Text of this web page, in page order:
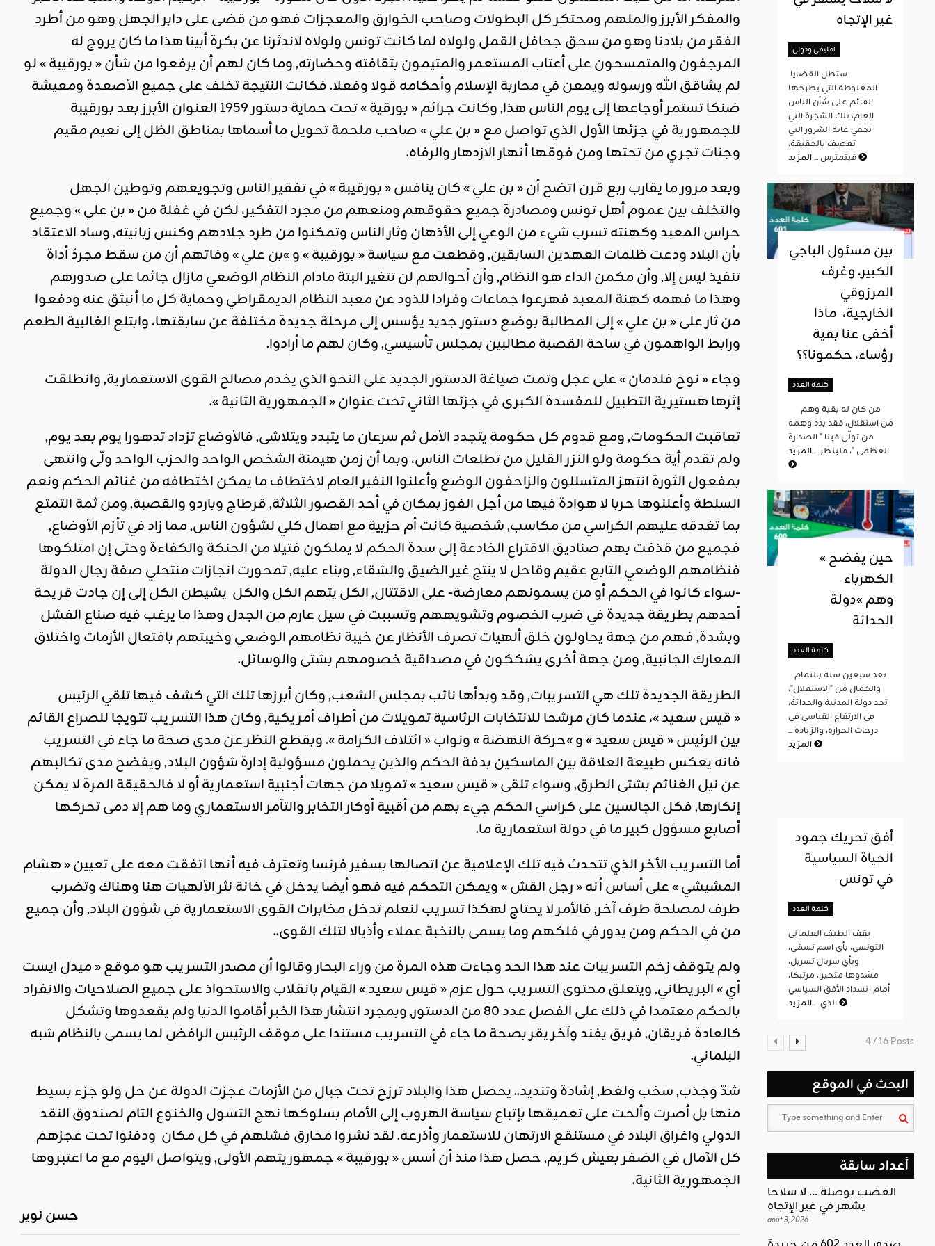
والمفكر الأبرز والملهم ومحتكر كل البطولات وصاحب الخوارق والمعجزات فهو من قضى على دابر الجهل وهو من أطرد
الفقر من بلادنا وهو من سحق جحافل القمل ولولاه لما كانت تونس ولولاه لاندثرنا عن بكرة أبينا هذا ما كان يروج له
المرجفون والمتمسحون على أعتاب المستعمر والمتيمون بثقافته وحضارته, وما كان لهم أن يرفعوا من شأن « بورقيبة » لو
لم يشاقق الله ورسوله ويمعن في محاربة الإسلام وأحكامه قولا وفعلا. فكانت النتيجة تخلف على جميع الأصعدة ومعيشة
ضنكا تستمر أوجاعها إلى يوم الناس هذا, وكانت جرائم « بورقية » تحت حماية دستور 1959 العنوان الأبرز بعد بورقيبة
للجمهورية في جزئها الأول الذي تواصل مع « بن علي » صاحب ملحمة تحويل ما أسماها بمناطق الظل إلى نعيم مقيم
وجنات تجري من تحتها ومن فوقها أنهار الازدهار والرفاه.
وبعد مرور ما يقارب ربع قرن اتضح أن « بن علي » كان ينافس « بورقيبة » في تفقير الناس وتجويعهم وتوطين الجهل
والتخلف بين عموم أهل تونس ومصادرة جميع حقوقهم ومنعهم من مجرد التفكير، لكن في غفلة من « بن علي » وجميع
حراس المعبد وكهنته تسرب شيء من الوعي إلى الأذهان وثار الناس وتمكنوا من طرد جلادهم وكنس زبانيته, وساد الاعتقاد
بأن البلاد ودعت ظلمات العهدين السابقين, وقطعت مع سياسة « بورقيبة » و »بن علي » وفاتهم أن من سقط مجردُ أداة
تنفيذ ليس إلا, وأن مكمن الداء هو النظام, وأن أحوالهم لن تتغير البتة مادام النظام الوضعي مازال جاثما على صدورهم
وهذا ما فهمه كهنة المعبد فهرعوا جماعات وفرادا للذود عن معبد النظام الديمقراطي وحماية كل ما أنبثق عنه ودفعوا
من ثار على « بن علي » إلى المطالبة بوضع دستور جديد يؤسس إلى مرحلة جديدة مختلفة عن سابقتها، وابتلع الغالبية الطعم
ورابط الواهمون في ساحة القصبة مطالبين بمجلس تأسيسي, وكان لهم ما أرادوا.
وجاء « نوح فلدمان » على عجل وتمت صياغة الدستور الجديد على النحو الذي يخدم مصالح القوى الاستعمارية, وانطلقت
إثرها هستيرية التطبيل للمفسدة الكبرى في جزئها الثاني تحت عنوان « الجمهورية الثانية ».
تعاقبت الحكومات, ومع قدوم كل حكومة يتجدد الأمل ثم سرعان ما يتبدد ويتلاشى, فالأوضاع تزداد تدهورا يوم بعد يوم,
ولم تقدم أية حكومة ولو النزر القليل من تطلعات الناس، وبما أن زمن هيمنة الشخص الواحد والحزب الواحد ولّى وانتهى
بمفعول الثورة انتهز المتسللون والزاحفون الوضع وأعلنوا النفير العام لاختطاف ما يمكن اختطافه من غنائم الحكم ونعم
السلطة وأعلنوها حربا لا هوادة فيها من أجل الفوز بمكان في أحد القصور الثلاثة, قرطاج وباردو والقصبة, ومن ثمة التمتع
بما تغدقه عليهم الكراسي من مكاسب, شخصية كانت أم حزبية مع اهمال كلي لشؤون الناس, مما زاد في تأزم الأوضاع,
فجميع من قذفت بهم صناديق الاقتراع الخادعة إلى سدة الحكم لا يملكون فتيلا من الحنكة والكفاءة وحتى إن امتلكوها
فنظامهم الوضعي التابع عقيم وقاحل لا ينتج غير الضيق والشقاء, وبناء عليه, تمحورت انجازات منتحلي صفة رجال الدولة
-سواء كانوا في الحكم أو من يسمونهم معارضة- على الاقتتال, الكل يتهم الكل والكل يشيطن الكل إلى إن جادت قريحة
أحدهم بطريقة جديدة في ضرب الخصوم وتشويههم وتسببت في سيل عارم من الجدل وهذا ما يرغب فيه صناع الفشل
وبشدة, فهم من جهة يحاولون خلق ألهيات تصرف الأنظار عن خيبة نظامهم الوضعي وخيبتهم بافتعال الأزمات واختلاق
المعارك الجانبية, ومن جهة أخرى يشككون في مصداقية خصومهم بشتى والوسائل.
الطريقة الجديدة تلك هي التسريبات, وقد وبدأها نائب بمجلس الشعب, وكان أبرزها تلك التي كشف فيها تلقي الرئيس
« قيس سعيد »، عندما كان مرشحا للانتخابات الرئاسية تمويلات من أطراف أمريكية, وكان هذا التسريب تتويجا للصراع القائم
بين الرئيس « قيس سعيد » و »حركة النهضة » ونواب « ائتلاف الكرامة ». وبقطع النظر عن مدى صحة ما جاء في التسريب
فانه يعكس طبيعة العلاقة بين الماسكين بدفة الحكم والذين يحملون مسؤولية إدارة شؤون البلاد, ويفضح مدى تكالبهم
عن نيل الغنائم بشتى الطرق, وسواء تلقى « قيس سعيد » تمويلا من جهات أجنبية استعمارية أو لا فالحقيقة المرة لا يمكن
إنكارها, فكل الجالسين على كراسي الحكم جيء بهم من أقبية أوكار التخابر والتآمر الاستعماري وما هم إلا دمى تحركها
أصابع مسؤول كبير ما في دولة استعمارية ما.
أما التسريب الأخر الذي تتحدث فيه تلك الإعلامية عن اتصالها بسفير فرنسا وتعترف فيه أنها اتفقت معه على تعيين « هشام
المشيشي » على أساس أنه « رجل القش » ويمكن التحكم فيه فهو أيضا يدخل في خانة نثر الألهيات هنا وهناك وتضرب
طرف لمصلحة طرف آخر, فالأمر لا يحتاج لهكذا تسريب لنعلم تدخل مخابرات القوى الاستعمارية في شؤون البلاد, وأن جميع
من في الحكم ومن يدور في فلكهم وما يسمى بالنخبة عملاء وأذيالا لتلك القوى..
ولم يتوقف زخم التسريبات عند هذا الحد وجاءت هذه المرة من وراء البحار وقالوا أن مصدر التسريب هو موقع « ميدل ايست
أي » البريطاني, ويتعلق محتوى التسريب حول عزم « قيس سعيد » القيام بانقلاب والاستحواذ على جميع الصلاحيات والانفراد
بالحكم معتمدا في ذلك على الفصل عدد 80 من الدستور, وبمجرد انتشار هذا الخبر أقاموا الدنيا ولم يقعدوها وتشكل
كالعادة فريقان, فريق يفند وآخر يقر بصحة ما جاء في التسريب مستندا على موقف الرئيس الرافض لما يسمى بالنظام شبه
البلماني.
شدّ وجذب, سخب ولغط, إشادة وتنديد.. يحصل هذا والبلاد ترزح تحت جبال من الأزمات عجزت الدولة عن حل ولو جزء بسيط
منها بل أصرت وألحت على تعميقها بإتباع سياسة الهروب إلى الأمام بسلوكها نهج التسول والخنوع التام لصندوق النقد
الدولي واغراق البلاد في مستنقع الارتهان للاستعمار وأذرعه. لقد نشروا محارق فشلهم في كل مكان ودفنوا تحت عجزهم
كل الآمال في الضفر بعيش كريم, حصل هذا منذ أن أسس « بورقيبة » جمهوريتهم الأولى, ويتواصل اليوم مع ما اعتبروها
الجمهورية الثانية.
حسن نوير
غير الإتجاه
اقليمي ودولي
المغلوطة التي يطرحها
القائم على شأن الناس
العام، تلك الشجرة التي
تخفي غابة الشرور التي
تعصف بالحقيقة،
فيتمترس ...المزيد
بين مسئول الباجي
الكبير، وغرف
المرزوقي
الخارجية، ماذا
أخفى عنا بقية
رؤساء، حكمونا؟؟
كلمة العدد
من استقلال، فقد بدد وهمه
من تولّى فينا " الصدارة
العظمى "، فلينظر ...المزيد
« حين يفضح
الكهرباء
وهم »دولة
الحداثة
كلمة العدد
والكمال من "الاستقلال"،
تجد دولة المدنية والحداثة،
في الارتفاع القياسي في
درجات الحرارة، والزيادة ...
المزيد
أفق تحريك جمود
الحياة السياسية
في تونس
كلمة العدد
يقف الطيف العلماني
التونسي، بأي اسم تسمّى،
وبأي سربال تسربل،
مشدوها متحيرا، مرتبكا،
أمام انسداد الأفق السياسي
الذي ...المزيد
4 / 16 Posts
البحث في الموقع
أعداد سابقة
الغضب بوصلة … لا سلاحا
يشهر في غير الإتجاه
août 3, 2026